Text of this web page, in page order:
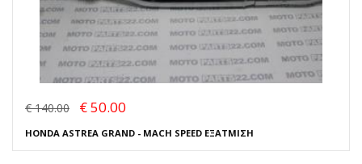
€ 140.00 € 50.00
HONDA ASTREA GRAND - MACH SPEED ΕΞΑΤΜΙΣΗ